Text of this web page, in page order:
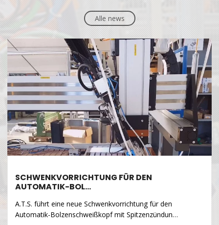
Alle news
SCHWENKVORRICHTUNG FÜR DEN
AUTOMATIK-BOL…
A.T.S. führt eine neue Schwenkvorrichtung für den
Automatik-Bolzenschweißkopf mit Spitzenzündun…